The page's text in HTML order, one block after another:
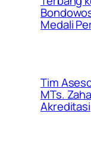
Medali
Tim
MTs.
Akreditasi